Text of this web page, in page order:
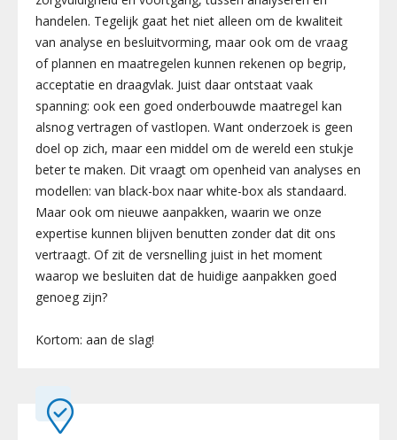
handelen. Tegelijk gaat het niet alleen om de kwaliteit
van analyse en besluitvorming, maar ook om de vraag
of plannen en maatregelen kunnen rekenen op begrip,
acceptatie en draagvlak. Juist daar ontstaat vaak
spanning: ook een goed onderbouwde maatregel kan
alsnog vertragen of vastlopen. Want onderzoek is geen
doel op zich, maar een middel om de wereld een stukje
beter te maken. Dit vraagt om openheid van analyses en
modellen: van black-box naar white-box als standaard.
Maar ook om nieuwe aanpakken, waarin we onze
expertise kunnen blijven benutten zonder dat dit ons
vertraagt. Of zit de versnelling juist in het moment
waarop we besluiten dat de huidige aanpakken goed
genoeg zijn?
Kortom: aan de slag!